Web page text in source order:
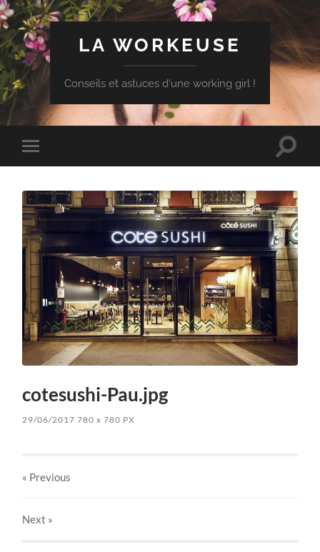
LA WORKEUSE
Conseils et astuces d'une working girl !
Toggle
mobile
Toggle
cotesushi-Pau.jpg
29/06/2017 780x 780 PX
« Previous
Next »